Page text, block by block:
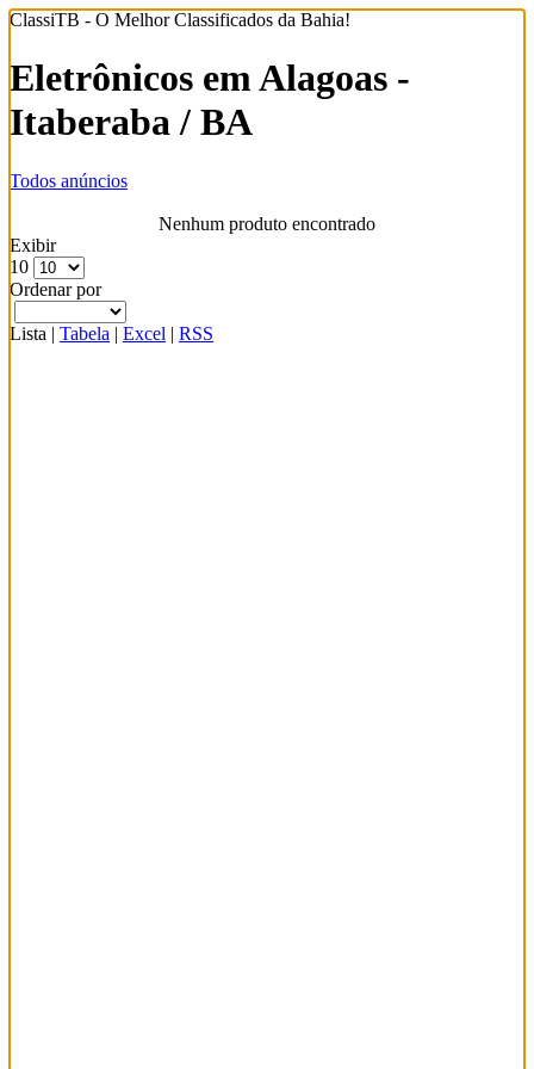
ClassiTB - O Melhor Classificados da Bahia!
Eletrônicos em Alagoas -
Itaberaba / BA
Todos anúncios
Nenhum produto encontrado
Exibir
10
Ordenar por
Lista | Tabela | Excel | RSS